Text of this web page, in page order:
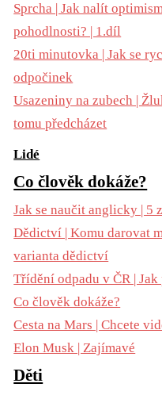
Sprcha | Jak nalít
pohodlnosti? | 1.díl
20ti minutovka | Jak se
odpočinek
Usazeniny na zubech |
tomu předcházet
Lidé
Co člověk dokáže?
Jak se naučit anglicky | 5
Dědictví | Komu darovat
varianta dědictví
Třídění odpadu v ČR | Jak
Co člověk dokáže?
Cesta na Mars | Chcete
Elon Musk | Zajímavé
Děti